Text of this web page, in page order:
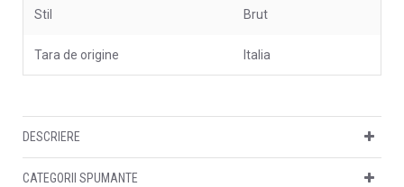
Stil Brut
Tara de origine Italia
DESCRIERE
CATEGORII SPUMANTE